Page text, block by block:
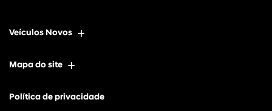
Veículos Novos
Mapa do site
Política de privacidade